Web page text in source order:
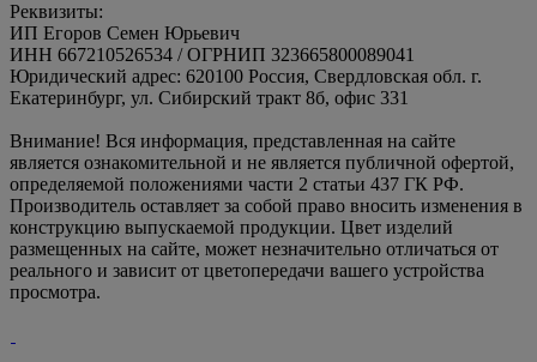
Реквизиты:
ИП Егоров Семен Юрьевич
ИНН 667210526534 / ОГРНИП 323665800089041
Юридический адрес: 620100 Россия, Свердловская обл. г.
Екатеринбург, ул. Сибирский тракт 8б, офис 331
Внимание! Вся информация, представленная на сайте
является ознакомительной и не является публичной офертой,
определяемой положениями части 2 статьи 437 ГК РФ.
Производитель оставляет за собой право вносить изменения в
конструкцию выпускаемой продукции. Цвет изделий
размещенных на сайте, может незначительно отличаться от
реального и зависит от цветопередачи вашего устройства
просмотра.